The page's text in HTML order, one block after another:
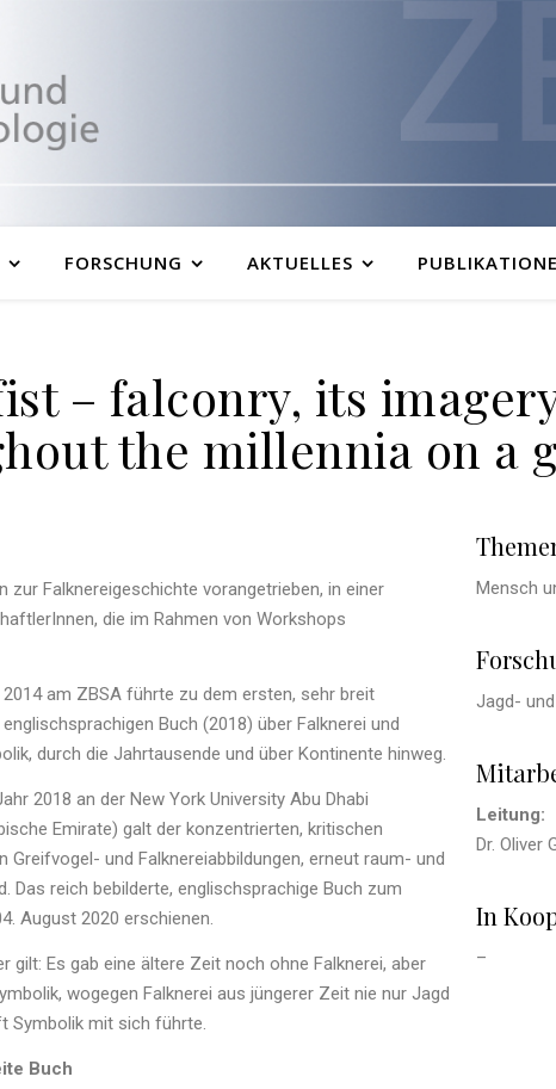
FORSCHUNG AKTUELLES
– falconry, its
the millennia on a
Falknereigeschichte vorangetrieben, in einer
die im Rahmen von Workshops
2014 am ZBSA führte zu dem ersten, sehr breit
Buch (2018) über Falknerei und
durch die Jahrtausende und über Kontinente hinweg.
2018 an der New York University Abu Dhabi
Emirate) galt der konzentrierten, kritischen
Greifvogel- und Falknereiabbildungen, erneut raum- und
Das reich bebilderte, englischsprachige Buch zum
August 2020 erschienen.
gilt: Es gab eine ältere Zeit noch ohne Falknerei, aber
wogegen Falknerei aus jüngerer Zeit nie nur Jagd
Symbolik mit sich führte.
Buch
Mensch
Jagd-
Leitung:
Dr. Oliver
In
–